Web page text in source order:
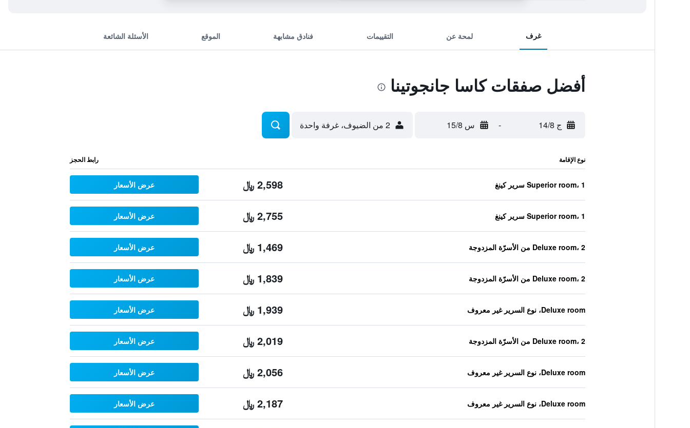
غرف لمحة عن التقييمات فنادق مشابهة الموقع الأسئلة الشائعة
أفضل صفقات كاسا جانجوتينا
ج 14/8 - س 15/8 2 من الضيوف، غرفة واحدة
نوع الإقامة رابط الحجز
Superior room، 1 سرير كينغ 2,598 ﷼ عرض الأسعار
Superior room، 1 سرير كينغ 2,755 ﷼ عرض الأسعار
Deluxe room، 2 من الأسرّة المزدوجة 1,469 ﷼ عرض الأسعار
Deluxe room، 2 من الأسرّة المزدوجة 1,839 ﷼ عرض الأسعار
Deluxe room، نوع السرير غير معروف 1,939 ﷼ عرض الأسعار
Deluxe room، 2 من الأسرّة المزدوجة 2,019 ﷼ عرض الأسعار
Deluxe room، نوع السرير غير معروف 2,056 ﷼ عرض الأسعار
Deluxe room، نوع السرير غير معروف 2,187 ﷼ عرض الأسعار